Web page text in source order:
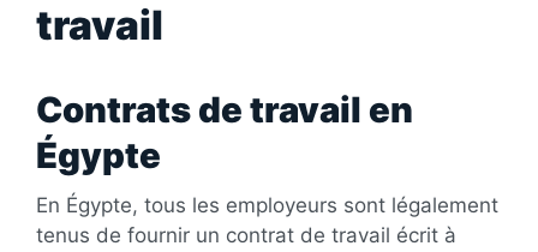
travail
Contrats de travail en
Égypte
En Égypte, tous les employeurs sont légalement
tenus de fournir un contrat de travail écrit à